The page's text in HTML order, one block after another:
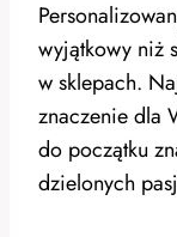
wyjątkowy niż
w sklepach.
znaczenie dla
do początku
dzielonych